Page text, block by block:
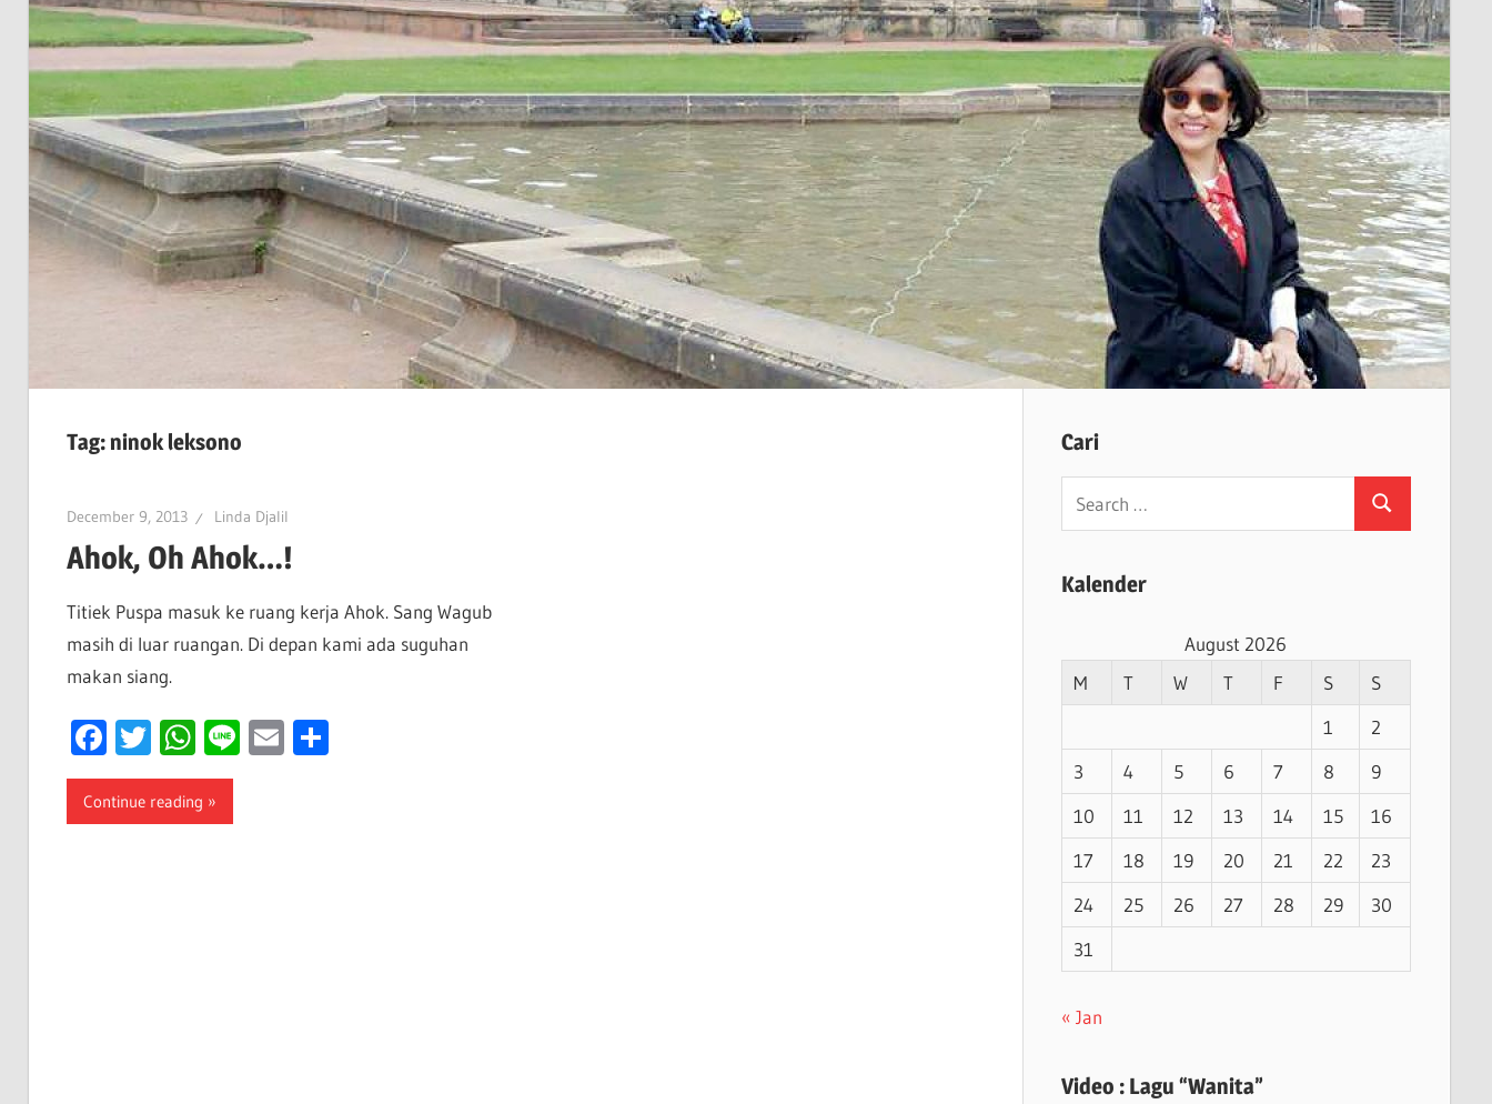
Tag:ninok leksono
December 9, 2013 Linda Djalil
Ahok, Oh Ahok…!
Titiek Puspa masuk ke ruang kerja Ahok. Sang Wagub
masih di luar ruangan. Di depan kami ada suguhan
makan siang.
Facebook
Twitter
WhatsApp
LineEmailShare
Continue reading
Cari
Search
Kalender
August 2026
M
T W T F S
S
1
2
3
4 5 6 7 8
9
10
11 12 13 14 15
16
17
18 19 20 21 22
23
24
25 26 27 28 29
30
31
« Jan
Video : Lagu “Wanita”